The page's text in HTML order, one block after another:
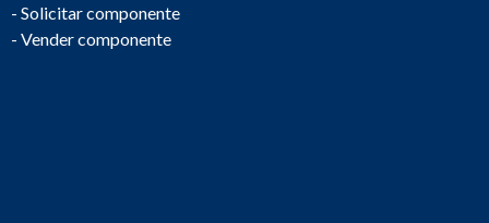
- Solicitar componente
- Vender componente